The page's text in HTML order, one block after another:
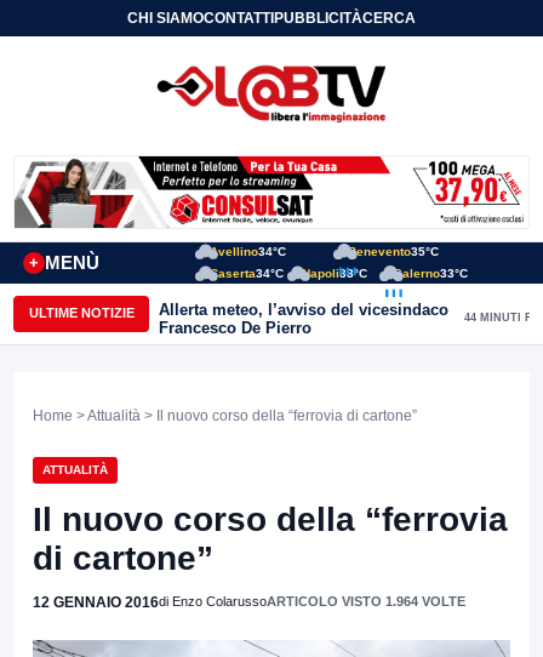
CHI SIAMOCONTATTIPUBBLICITÀCERCA
MENÙ
+
Avellino34°C Benevento35°C
Caserta34°C Napoli33°C Salerno33°C
ULTIME NOTIZIE
Allerta meteo, l’avviso del vicesindaco
Francesco De Pierro
44 MINUTI FA
Home >Attualità > Il nuovo corso della “ferrovia di cartone”
ATTUALITÀ
Il nuovo corso della “ferrovia
di cartone”
12 GENNAIO 2016di Enzo ColarussoARTICOLO VISTO 1.964 VOLTE